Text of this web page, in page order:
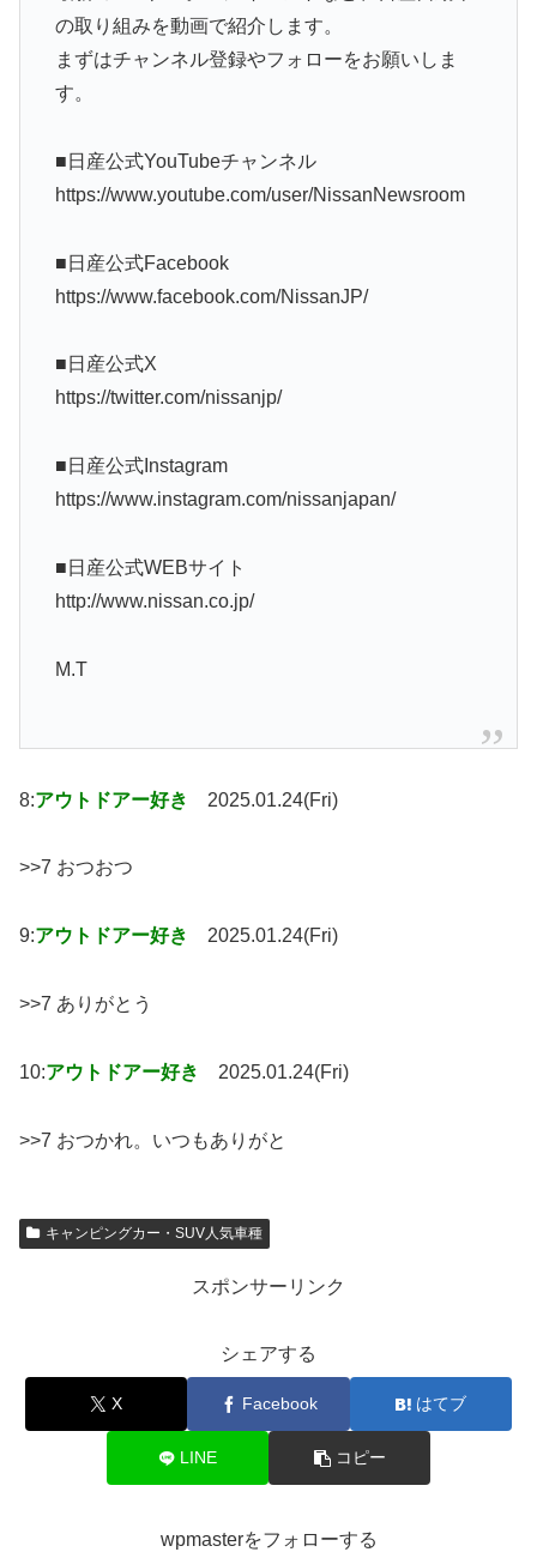
の取り組みを動画で紹介します。
まずはチャンネル登録やフォローをお願いしま
す。
■日産公式YouTubeチャンネル
https://www.youtube.com/user/NissanNewsroom
■日産公式Facebook
https://www.facebook.com/NissanJP/
■日産公式X
https://twitter.com/nissanjp/
■日産公式Instagram
https://www.instagram.com/nissanjapan/
■日産公式WEBサイト
http://www.nissan.co.jp/
M.T
8:アウトドアー好き 2025.01.24(Fri)
>>7 おつおつ
9:アウトドアー好き 2025.01.24(Fri)
>>7 ありがとう
10:アウトドアー好き 2025.01.24(Fri)
>>7 おつかれ。いつもありがと
キャンピングカー・SUV人気車種
スポンサーリンク
シェアする
X Facebook はてブ
LINE コピー
wpmasterをフォローする